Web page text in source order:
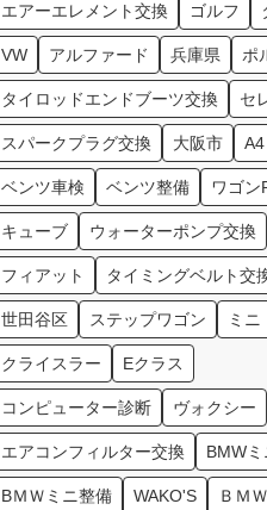
エアーエレメント交換 ゴルフ
VW アルファード 兵庫県 ポ
タイロッドエンドブーツ交換 セ
スパークプラグ交換 大阪市 A4
ベンツ車検 ベンツ整備 ワゴン
キューブ ウォーターポンプ交換
フィアット タイミングベルト交
世田谷区 ステップワゴン ミニ
クライスラー Eクラス
コンピューター診断 ヴォクシー
エアコンフィルター交換 BMW
BＭＷミニ整備 WAKO'S ＢＭ